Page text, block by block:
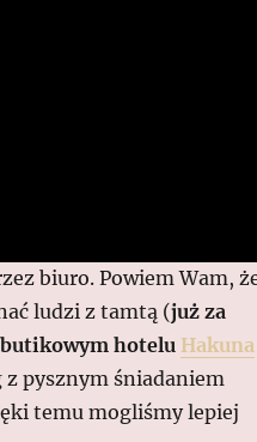
biuro. Powiem Wam,
ludzi z tamtą (już za
butikowym hotelu Hakuna
pysznym śniadaniem
temu mogliśmy lepiej